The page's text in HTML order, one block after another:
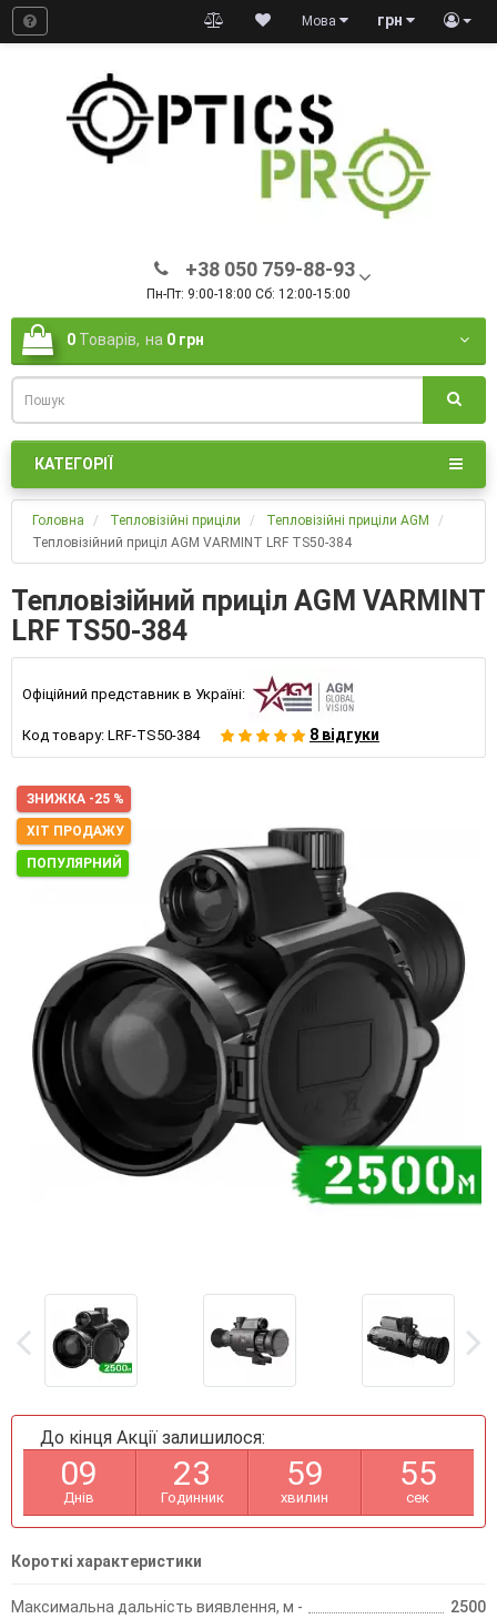
грн
Мова
+38 050 759-88-93
Пн-Пт: 9:00-18:00 Сб: 12:00-15:00
0 Товарів, на 0 грн
КАТЕГОРІЇ
Головна Тепловізійні приціли
Тепловізійні приціли AGM
Тепловізійний приціл AGM VARMINT LRF TS50-384
Тепловізійний приціл AGM VARMINT
LRF TS50-384
Офіційний представник в Україні:
Код товару: LRF-TS50-384 8 відгуки
ЗНИЖКА -25 %
ХІТ ПРОДАЖУ
ПОПУЛЯРНИЙ
До кінця Акції залишилося:
09
Днів
23
Годинник
59
хвилин
54
сек
Короткі характеристики
Максимальна дальність виявлення, м -
2500